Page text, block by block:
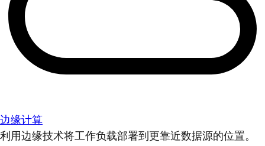
边缘计算
利用边缘技术将工作负载部署到更靠近数据源的位置。